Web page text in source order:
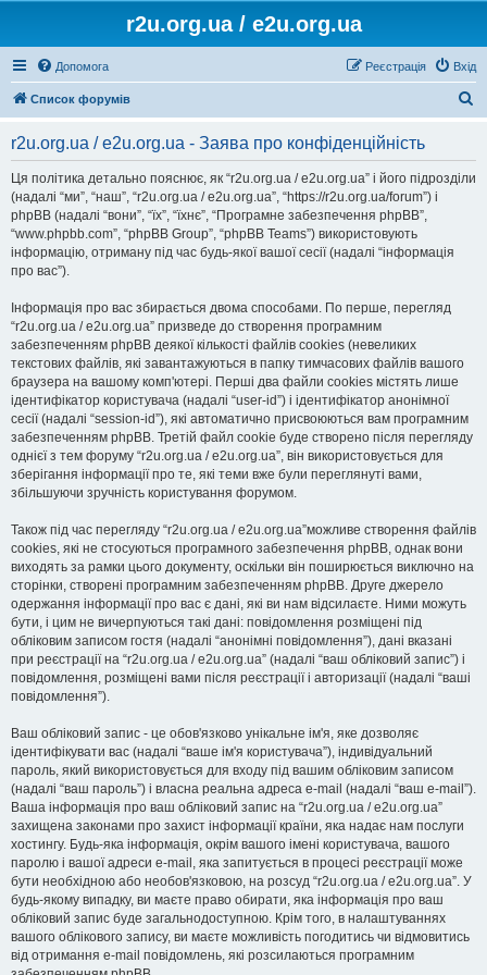
r2u.org.ua / e2u.org.ua
Допомога Вхід
Реєстрація
Список форумів
r2u.org.ua / e2u.org.ua - Заява про конфіденційність
Ця політика детально пояснює, як “r2u.org.ua / e2u.org.ua” і його підрозділи
(надалі “ми”, “наш”, “r2u.org.ua / e2u.org.ua”, “https://r2u.org.ua/forum”) і
phpBB (надалі “вони”, “їх”, “їхнє”, “Програмне забезпечення phpBB”,
“www.phpbb.com”, “phpBB Group”, “phpBB Teams”) використовують
інформацію, отриману під час будь-якої вашої сесії (надалі “інформація
про вас”).
Інформація про вас збирається двома способами. По перше, перегляд
“r2u.org.ua / e2u.org.ua” призведе до створення програмним
забезпеченням phpBB деякої кількості файлів cookies (невеликих
текстових файлів, які завантажуються в папку тимчасових файлів вашого
браузера на вашому комп'ютері. Перші два файли cookies містять лише
ідентифікатор користувача (надалі “user-id”) і ідентифікатор анонімної
сесії (надалі “session-id”), які автоматично присвоюються вам програмним
забезпеченням phpBB. Третій файл cookie буде створено після перегляду
однієї з тем форуму “r2u.org.ua / e2u.org.ua”, він використовується для
зберігання інформації про те, які теми вже були переглянуті вами,
збільшуючи зручність користування форумом.
Також під час перегляду “r2u.org.ua / e2u.org.ua”можливе створення файлів
cookies, які не стосуються програмного забезпечення phpBB, однак вони
виходять за рамки цього документу, оскільки він поширюється виключно на
сторінки, створені програмним забезпеченням phpBB. Друге джерело
одержання інформації про вас є дані, які ви нам відсилаєте. Ними можуть
бути, і цим не вичерпуються такі дані: повідомлення розміщені під
обліковим записом гостя (надалі “анонімні повідомлення”), дані вказані
при реєстрації на “r2u.org.ua / e2u.org.ua” (надалі “ваш обліковий запис”) і
повідомлення, розміщені вами після реєстрації і авторизації (надалі “ваші
повідомлення”).
Ваш обліковий запис - це обов'язково унікальне ім'я, яке дозволяє
ідентифікувати вас (надалі “ваше ім'я користувача”), індивідуальний
пароль, який використовується для входу під вашим обліковим записом
(надалі “ваш пароль”) і власна реальна адреса e-mail (надалі “ваш e-mail”).
Ваша інформація про ваш обліковий запис на “r2u.org.ua / e2u.org.ua”
захищена законами про захист інформації країни, яка надає нам послуги
хостингу. Будь-яка інформація, окрім вашого імені користувача, вашого
паролю і вашої адреси e-mail, яка запитується в процесі реєстрації може
бути необхідною або необов'язковою, на розсуд “r2u.org.ua / e2u.org.ua”. У
будь-якому випадку, ви маєте право обирати, яка інформація про ваш
обліковий запис буде загальнодоступною. Крім того, в налаштуваннях
вашого облікового запису, ви маєте можливість погодитись чи відмовитись
від отримання e-mail повідомлень, які розсилаються програмним